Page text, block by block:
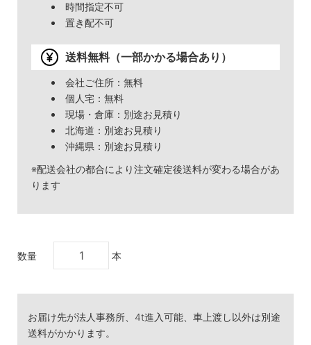
時間指定不可
置き配不可
送料無料（一部かかる場合あり）
会社ご住所：無料
個人宅：無料
現場・倉庫：別途お見積り
北海道：別途お見積り
沖縄県：別途お見積り
※配送会社の都合により注文確定後送料が変わる場合があ
ります
数量 本
お届け先が法人事務所、4t進入可能、車上渡し以外は別途
送料がかかります。